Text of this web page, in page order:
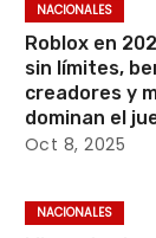
NACIONALES
Roblox en
sin límites,
creadores y
dominan el
Oct 8, 2025
NACIONALES